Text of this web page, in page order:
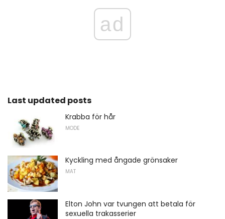
ad
Last updated posts
Krabba för hår
MODE
Kyckling med ångade grönsaker
MAT
Elton John var tvungen att betala för
sexuella trakasserier